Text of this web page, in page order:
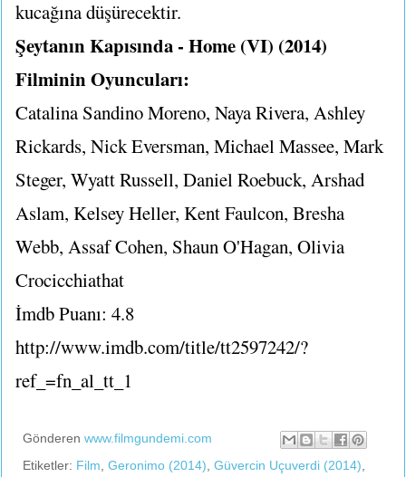
kucağına düşürecektir.
Şeytanın Kapısında - Home (VI) (2014)
Filminin Oyuncuları:
Catalina Sandino Moreno, Naya Rivera, Ashley
Rickards, Nick Eversman, Michael Massee, Mark
Steger, Wyatt Russell, Daniel Roebuck, Arshad
Aslam, Kelsey Heller, Kent Faulcon, Bresha
Webb, Assaf Cohen, Shaun O'Hagan, Olivia
Crocicchiathat
İmdb Puanı: 4.8
http://www.imdb.com/title/tt2597242/?
ref_=fn_al_tt_1
Gönderen www.filmgundemi.com
Etiketler: Film Geronimo (2014) Güvercin Uçuverdi (2014)